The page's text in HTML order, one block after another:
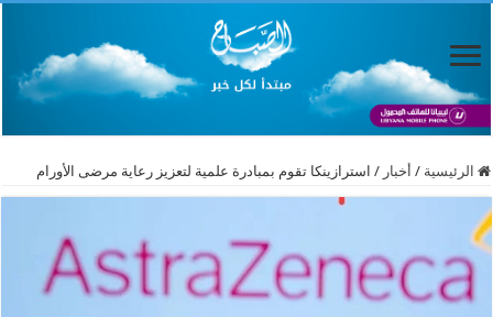
الرئيسية / أخبار / استرازينكا تقوم بمبادرة علمية لتعزيز رعاية مرضى الأورام